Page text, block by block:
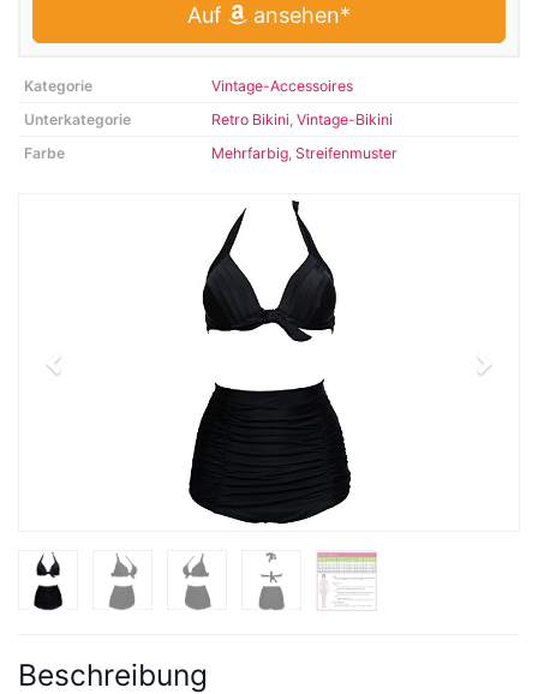
Auf ansehen*
Kategorie
Vintage-Accessoires
Unterkategorie
Retro Bikini, Vintage-Bikini
Farbe
Mehrfarbig, Streifenmuster
Beschreibung